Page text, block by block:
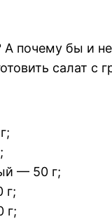
А почему бы и
салат с
— 50 г;
г;
г;